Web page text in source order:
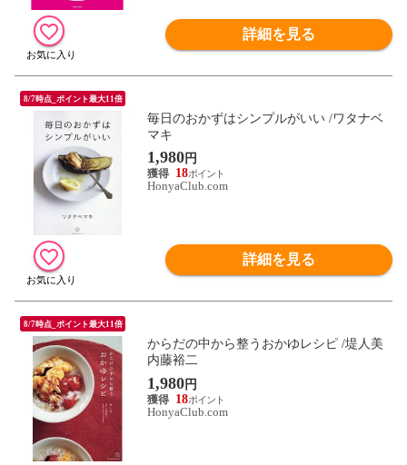
詳細を見る
8/7時点_ポイント最大11倍
毎日のおかずはシンプルがいい /ワタナベ
マキ
1,980円
18
HonyaClub.com
詳細を見る
8/7時点_ポイント最大11倍
からだの中から整うおかゆレシピ /堤人美
内藤裕二
1,980円
18
HonyaClub.com